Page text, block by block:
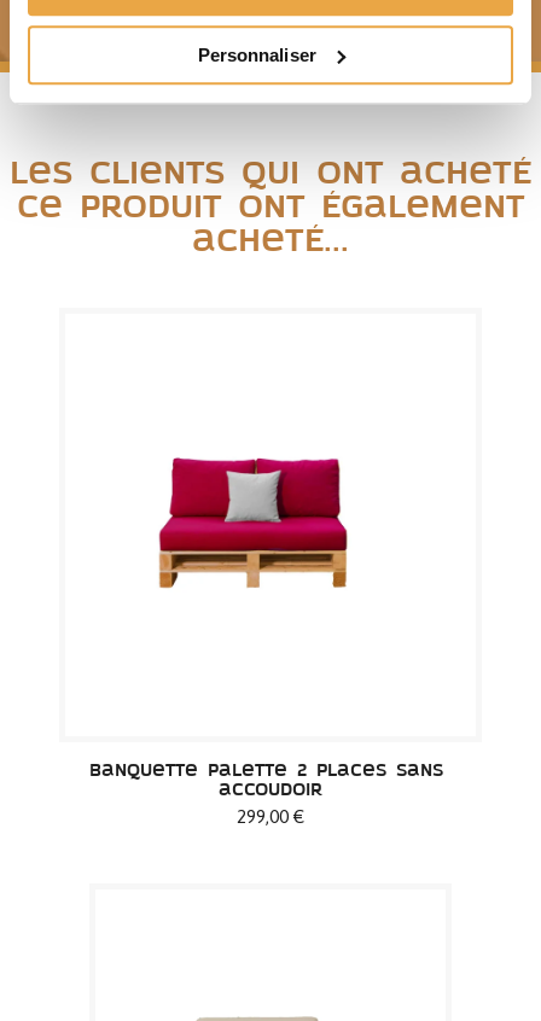
Personnaliser
Les clients qui ont acheté
ce produit ont également
acheté...
Banquette palette 2 places sans
accoudoir
299,00 €